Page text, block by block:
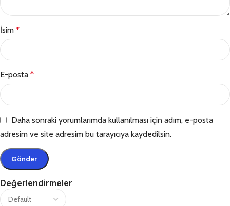
Değerlendirmeler
İsim *
E-posta *
Daha sonraki yorumlarımda kullanılması için adım, e-posta
adresim ve site adresim bu tarayıcıya kaydedilsin.